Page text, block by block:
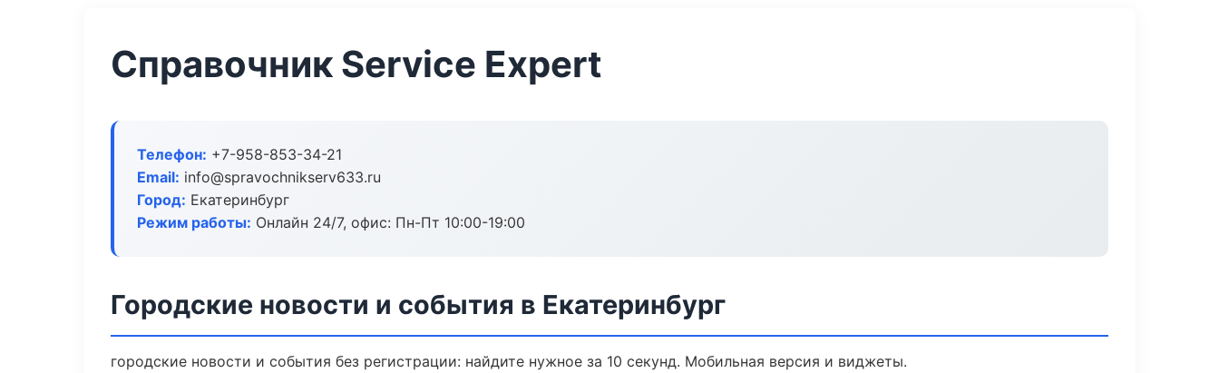
Справочник Service Expert
Телефон: +7-958-853-34-21
Email: info@spravochnikserv633.ru
Город: Екатеринбург
Режим работы: Онлайн 24/7, офис: Пн-Пт 10:00-19:00
Городские новости и события в Екатеринбург
городские новости и события без регистрации: найдите нужное за 10 секунд. Мобильная версия и виджеты.